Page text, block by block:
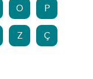
O P
Z Ç